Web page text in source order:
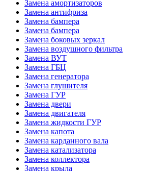
Замена амортизаторов
Замена антифриза
Замена бампера
Замена бампера
Замена боковых зеркал
Замена воздушного фильтра
Замена ВУТ
Замена ГБЦ
Замена генератора
Замена глушителя
Замена ГУР
Замена двери
Замена двигателя
Замена жидкости ГУР
Замена капота
Замена карданного вала
Замена катализатора
Замена коллектора
Замена крыла